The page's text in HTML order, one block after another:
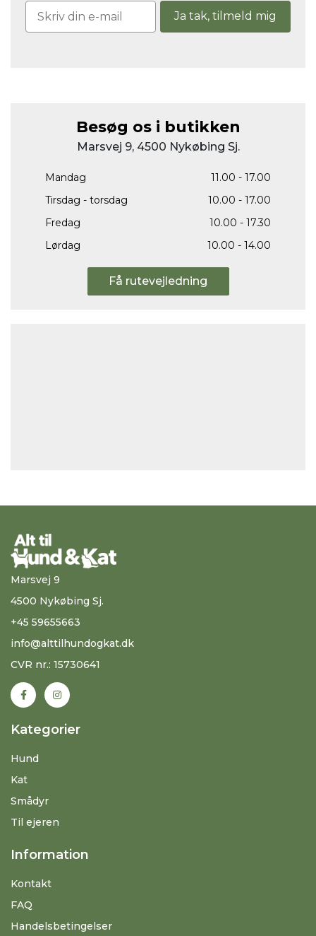
Ja tak, tilmeld mig
Besøg os i butikken
Marsvej 9, 4500 Nykøbing Sj.
Mandag
11.00 - 17.00
Tirsdag - torsdag
10.00 - 17.00
Fredag
10.00 - 17.30
Lørdag
10.00 - 14.00
Få rutevejledning
Marsvej 9
4500 Nykøbing Sj.
+45 59655663
info@alttilhundogkat.dk
CVR nr.: 15730641
Kategorier
Hund
Kat
Smådyr
Til ejeren
Information
Kontakt
FAQ
Handelsbetingelser